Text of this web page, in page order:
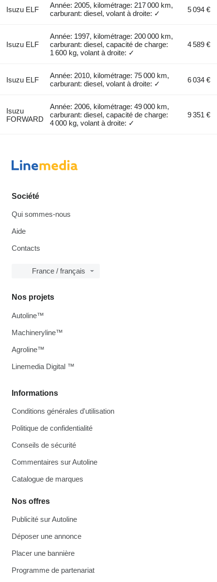
Isuzu ELF
Année: 2005, kilométrage: 217 000 km,
carburant: diesel, volant à droite: ✓
5 094 €
Isuzu ELF
Année: 1997, kilométrage: 200 000 km,
carburant: diesel, capacité de charge:
1 600 kg, volant à droite: ✓
4 589 €
Isuzu ELF
Année: 2010, kilométrage: 75 000 km,
carburant: diesel, volant à droite: ✓
6 034 €
Isuzu
FORWARD
Année: 2006, kilométrage: 49 000 km,
carburant: diesel, capacité de charge:
4 000 kg, volant à droite: ✓
9 351 €
Société
Qui sommes-nous
Aide
Contacts
France / français
Informations
Conditions générales d'utilisation
Politique de confidentialité
Conseils de sécurité
Commentaires sur Autoline
Catalogue de marques
Nos offres
Publicité sur Autoline
Déposer une annonce
Placer une bannière
Programme de partenariat
Nos projets
Autoline™
Machineryline™
Agroline™
Linemedia Digital ™